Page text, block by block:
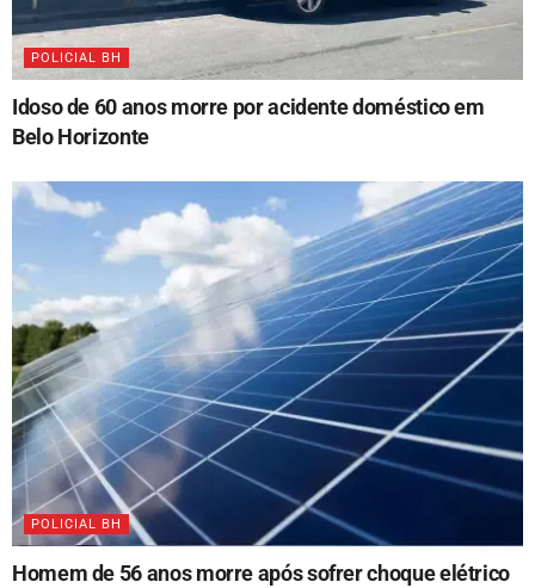
POLICIAL BH
Idoso de 60 anos morre por acidente doméstico em
Belo Horizonte
POLICIAL BH
Homem de 56 anos morre após sofrer choque elétrico